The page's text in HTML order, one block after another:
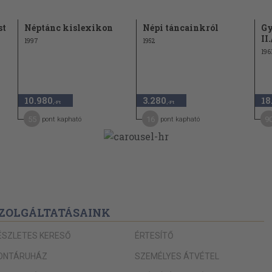
Néptánc kislexikon
1997
10.980 ,-Ft
pont kapható
Népi táncainkról
1952
3.280 ,-Ft
pont kapható
KERESŐ ÉRTESÍTŐ
SZEMÉLYES ÁTVÉTEL